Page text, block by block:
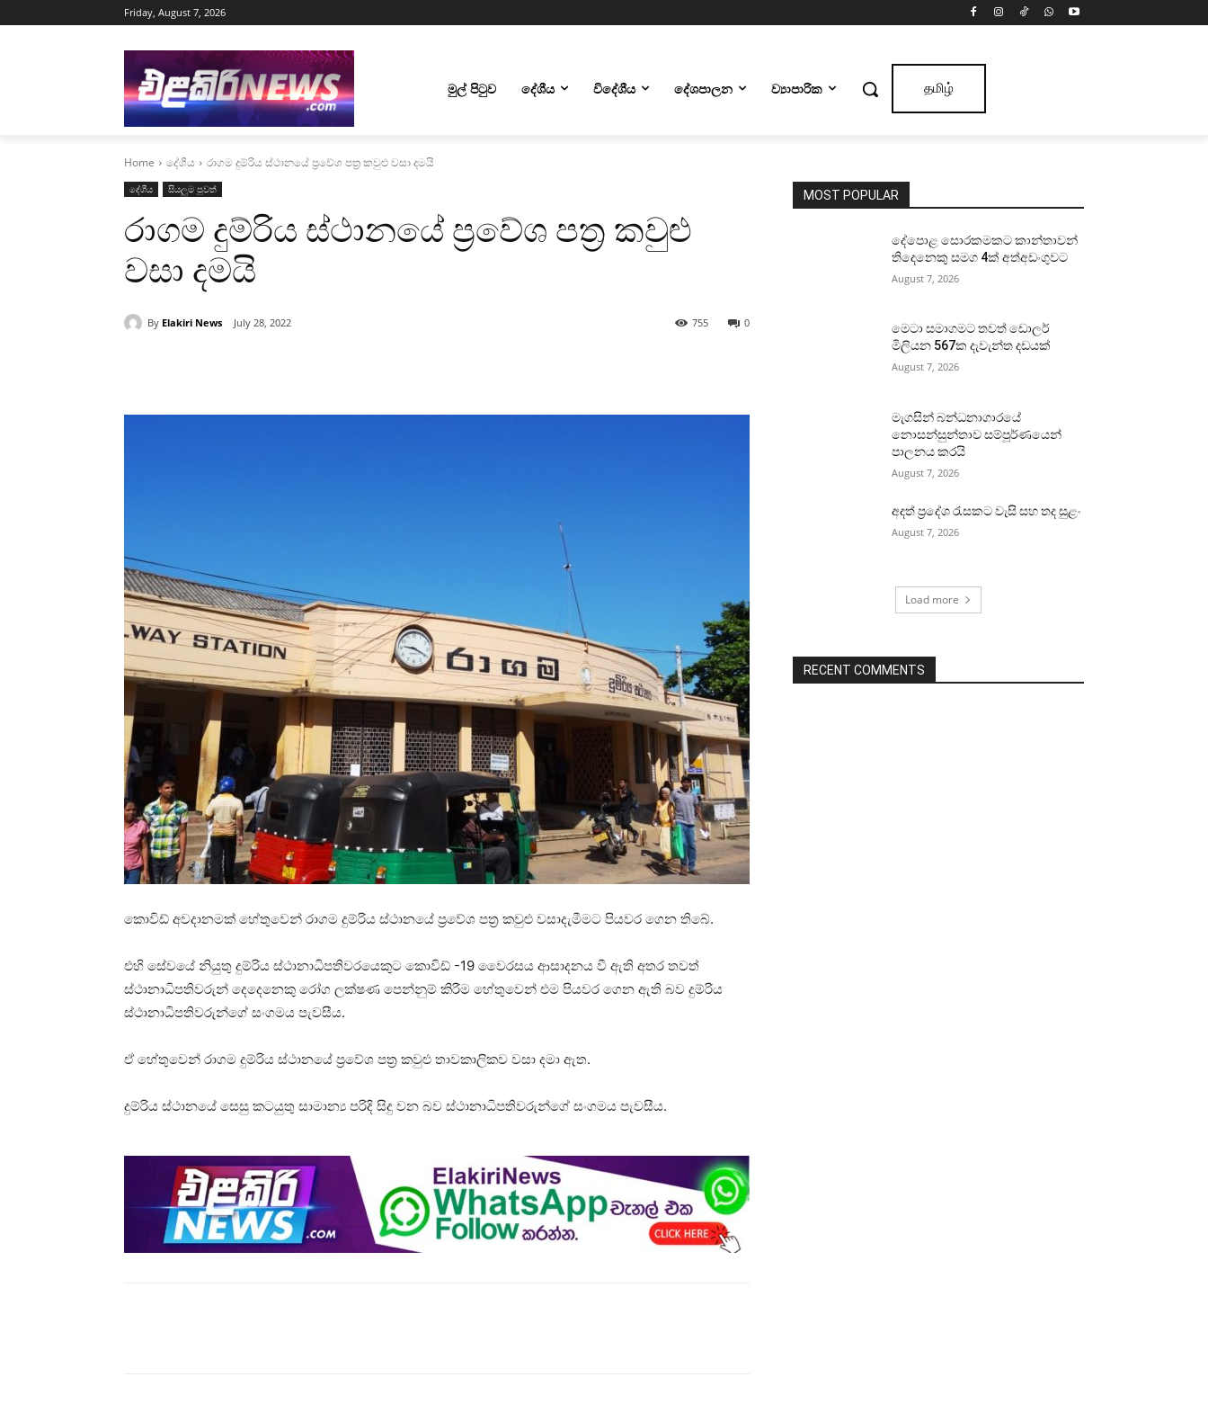
Friday, August 7, 2026
මුල් පිටුව දේශීය විදේශීය දේශපාලන ව්‍යාපාරික தமிழ்
Home දේශීය රාගම දුම්රිය ස්ථානයේ ප්‍රවේශ පත්‍ර කවුළු වසා දමයි
දේශීය සියලුම පුවත්
රාගම දුම්රිය ස්ථානයේ ප්‍රවේශ පත්‍ර කවුළු
වසා දමයි
By Elakiri News July 28, 2022 0
755
කොවිඩ් අවදානමක් හේතුවෙන් රාගම දුම්රිය ස්ථානයේ ප්‍රවේශ පත්‍ර කවුළු වසාදැමීමට පියවර ගෙන තිබේ.
එහි සේවයේ නියුතු දුම්රිය ස්ථානාධිපතිවරයෙකුට කොවිඩ් -19 වෛරසය ආසාදනය වී ඇති අතර තවත්
ස්ථානාධිපතිවරුන් දෙදෙනෙකු රෝග ලක්ෂණ පෙන්නුම් කිරීම හේතුවෙන් එම පියවර ගෙන ඇති බව දුම්රිය
ස්ථානාධිපතිවරුන්ගේ සංගමය පැවසීය.
ඒ හේතුවෙන් රාගම දුම්රිය ස්ථානයේ ප්‍රවේශ පත්‍ර කවුළු තාවකාලිකව වසා දමා ඇත.
දුම්රිය ස්ථානයේ සෙසු කටයුතු සාමාන්‍ය පරිදි සිදු වන බව ස්ථානාධිපතිවරුන්ගේ සංගමය පැවසීය.
MOST POPULAR
දේපොළ සොරකමකට කාන්තාවන්
තිදෙනෙකු සමග 4ක් අත්අඩංගුවට
August 7, 2026
මෙටා සමාගමට තවත් ඩොලර්
මිලියන 567ක දැවැන්ත දඩයක්
August 7, 2026
මැගසින් බන්ධනාගාරයේ
නොසන්සුන්තාව සම්පූර්ණයෙන්
පාලනය කරයි
August 7, 2026
අදත් ප්‍රදේශ රැසකට වැසි සහ තද සුළං
August 7, 2026
Load more
RECENT COMMENTS